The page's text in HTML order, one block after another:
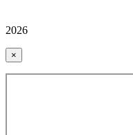
2026
×